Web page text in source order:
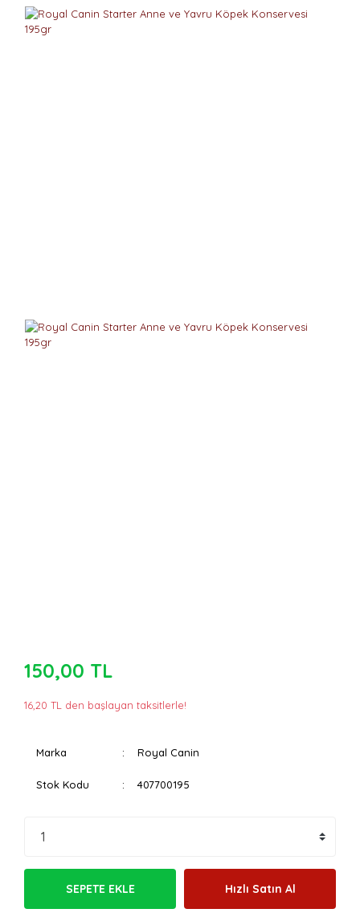
150,00 TL
16,20 TL den başlayan taksitlerle!
Marka Royal Canin
Stok Kodu 407700195
SEPETE EKLE Hızlı Satın Al